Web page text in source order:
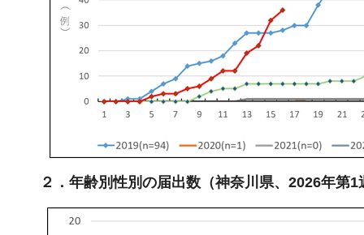
２．年齢別性別の届出数（神奈川県、2026年第